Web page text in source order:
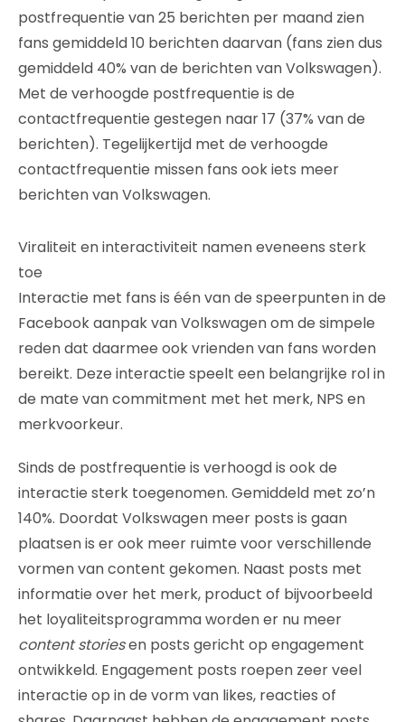
postfrequentie van 25 berichten per maand zien
fans gemiddeld 10 berichten daarvan (fans zien dus
gemiddeld 40% van de berichten van Volkswagen).
Met de verhoogde postfrequentie is de
contactfrequentie gestegen naar 17 (37% van de
berichten). Tegelijkertijd met de verhoogde
contactfrequentie missen fans ook iets meer
berichten van Volkswagen.
Viraliteit en interactiviteit namen eveneens sterk
toe
Interactie met fans is één van de speerpunten in de
Facebook aanpak van Volkswagen om de simpele
reden dat daarmee ook vrienden van fans worden
bereikt. Deze interactie speelt een belangrijke rol in
de mate van commitment met het merk, NPS en
merkvoorkeur.
Sinds de postfrequentie is verhoogd is ook de
interactie sterk toegenomen. Gemiddeld met zo’n
140%. Doordat Volkswagen meer posts is gaan
plaatsen is er ook meer ruimte voor verschillende
vormen van content gekomen. Naast posts met
informatie over het merk, product of bijvoorbeeld
het loyaliteitsprogramma worden er nu meer
content storiesen posts gericht op engagement
ontwikkeld. Engagement posts roepen zeer veel
interactie op in de vorm van likes, reacties of